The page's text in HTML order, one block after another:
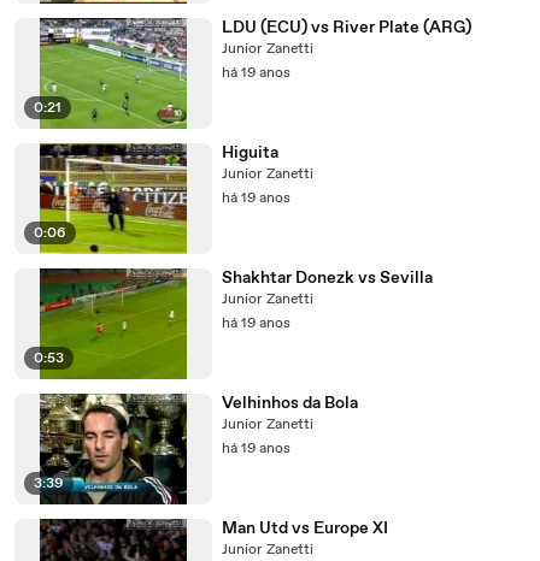
0:21
LDU (ECU) vs River Plate (ARG)
Junior Zanetti
há 19 anos
0:06
Higuita
Junior Zanetti
há 19 anos
0:53
Shakhtar Donezk vs Sevilla
Junior Zanetti
há 19 anos
3:39
Velhinhos da Bola
Junior Zanetti
há 19 anos
Man Utd vs Europe XI
Junior Zanetti